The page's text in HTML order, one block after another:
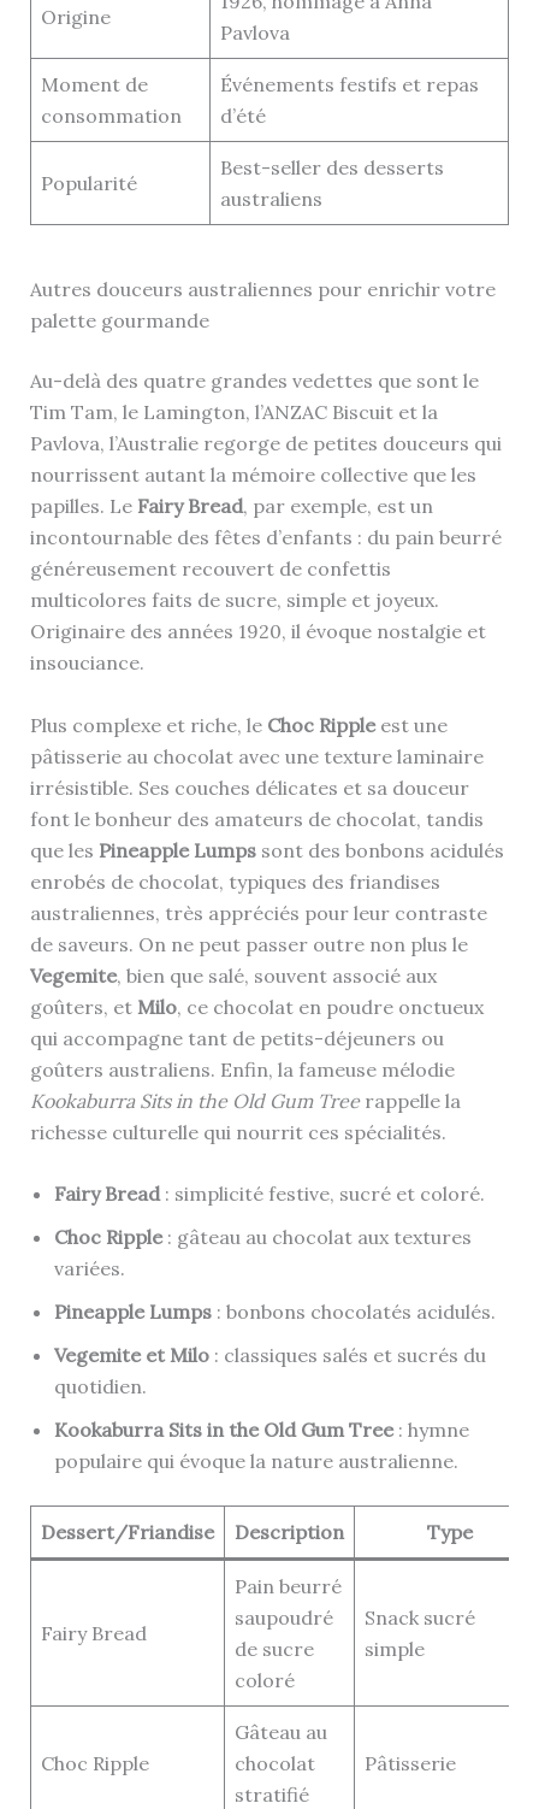
Origine
Pavlova
Moment de
consommation
Événements festifs et repas
d’été
Popularité
Best-seller des desserts
australiens
Autres douceurs australiennes pour enrichir votre
palette gourmande
Au-delà des quatre grandes vedettes que sont le
Tim Tam, le Lamington, l’ANZAC Biscuit et la
Pavlova, l’Australie regorge de petites douceurs qui
nourrissent autant la mémoire collective que les
papilles. Le Fairy Bread, par exemple, est un
incontournable des fêtes d’enfants : du pain beurré
généreusement recouvert de confettis
multicolores faits de sucre, simple et joyeux.
Originaire des années 1920, il évoque nostalgie et
insouciance.
Plus complexe et riche, le Choc Rippleest une
pâtisserie au chocolat avec une texture laminaire
irrésistible. Ses couches délicates et sa douceur
font le bonheur des amateurs de chocolat, tandis
que les Pineapple Lumpssont des bonbons acidulés
enrobés de chocolat, typiques des friandises
australiennes, très appréciés pour leur contraste
de saveurs. On ne peut passer outre non plus le
Vegemite, bien que salé, souvent associé aux
goûters, et Milo, ce chocolat en poudre onctueux
qui accompagne tant de petits-déjeuners ou
goûters australiens. Enfin, la fameuse mélodie
Kookaburra Sits in the Old Gum Treerappelle la
richesse culturelle qui nourrit ces spécialités.
Fairy Bread: simplicité festive, sucré et coloré.
Choc Ripple: gâteau au chocolat aux textures
variées.
Pineapple Lumps: bonbons chocolatés acidulés.
Vegemite et Milo: classiques salés et sucrés du
quotidien.
Kookaburra Sits in the Old Gum Tree: hymne
populaire qui évoque la nature australienne.
Dessert/Friandise Description Type
Fairy Bread
Pain beurré
saupoudré
de sucre
coloré
Snack sucré
simple
Choc Ripple
Gâteau au
chocolat
stratifié
Pâtisserie